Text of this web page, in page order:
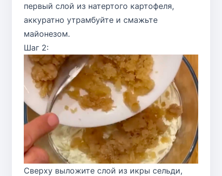
первый слой из натертого картофеля,
аккуратно утрамбуйте и смажьте
майонезом.
Шаг 2:
Сверху выложите слой из икры сельди,